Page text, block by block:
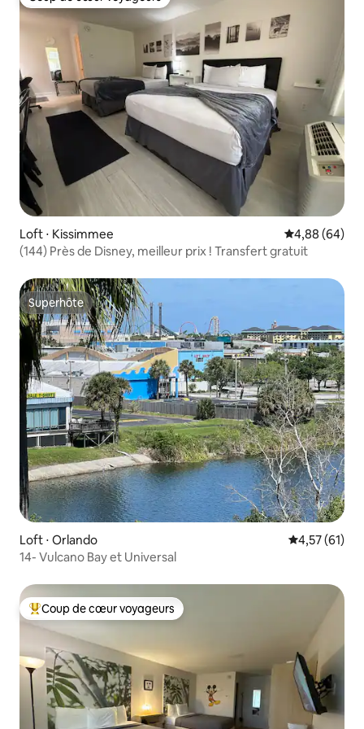
Coup de cœur voyageurs
Loft ⋅ Kissimmee Évaluation
4,88 (64)
(144) Près de Disney, meilleur prix ! Transfert gratuit
Superhôte
Superhôte
Loft ⋅ Orlando Évaluation
4,57 (61)
14- Vulcano Bay et Universal
Coups de cœur voyageurs les plus appréciés
Coup de cœur voyageurs